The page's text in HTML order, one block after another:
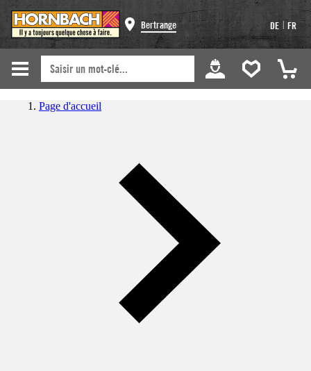
Bertrange DE | FR
Page d'accueil